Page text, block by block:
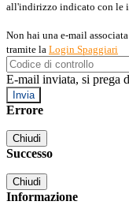
all'indirizzo indicato con le
Non hai una e-mail
tramite la Login Spaggiari
E-mail inviata, si prega
Errore
Chiudi
Successo
Chiudi
Informazione